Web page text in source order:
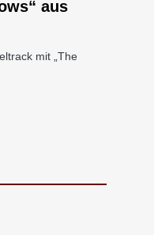
aus
mit „The